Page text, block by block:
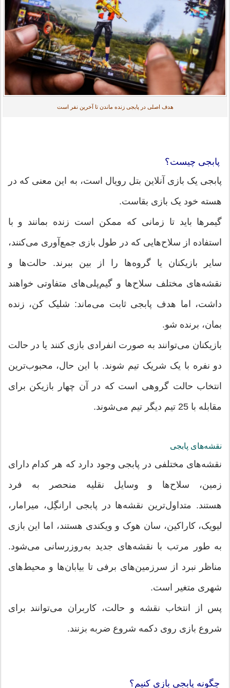
هدف اصلی در پابجی زنده ماندن تا آخرین نفر است
پابجی چیست؟
پابجی یک بازی آنلاین بتل رویال است، به این معنی که در
هسته خود یک بازی بقاست.
گیمرها باید تا زمانی که ممکن است زنده بمانند و با
استفاده از سلاح‌هایی که در طول بازی جمع‌آوری می‌کنند،
سایر بازیکنان یا گروه‌ها را از بین ببرند. حالت‌ها و
نقشه‌های مختلف سلاح‌ها و گیم‌پلی‌های متفاوتی خواهند
داشت، اما هدف پابجی ثابت می‌ماند: شلیک کن، زنده
بمان، برنده شو.
بازیکنان می‌توانند به صورت انفرادی بازی کنند یا در حالت
دو نفره با یک شریک تیم شوند. با این حال، محبوب‌ترین
انتخاب حالت گروهی است که در آن چهار بازیکن برای
مقابله با 25 تیم دیگر تیم می‌شوند.
نقشه‌های پابجی
نقشه‌های مختلفی در پابجی وجود دارد که هر کدام دارای
زمین، سلاح‌ها و وسایل نقلیه منحصر به فرد
هستند. متداول‌ترین نقشه‌ها در پابجی ارانگِل، میرامار،
لیویک، کاراکین، سان هوک و ویکندی هستند، اما این بازی
به طور مرتب با نقشه‌های جدید به‌روزرسانی می‌شود.
مناظر نبرد از سرزمین‌های برفی تا بیابان‌ها و محیط‌های
شهری متغیر است.
پس از انتخاب نقشه و حالت، کاربران می‌توانند برای
شروع بازی روی دکمه شروع ضربه بزنند.
چگونه پابجی بازی کنیم؟